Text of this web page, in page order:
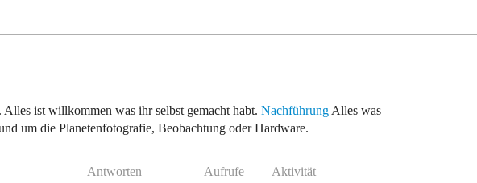
ist willkommen was ihr selbst gemacht habt. Nachführung Alles was
um die Planetenfotografie, Beobachtung oder Hardware.
Antworten Aufrufe Aktivität